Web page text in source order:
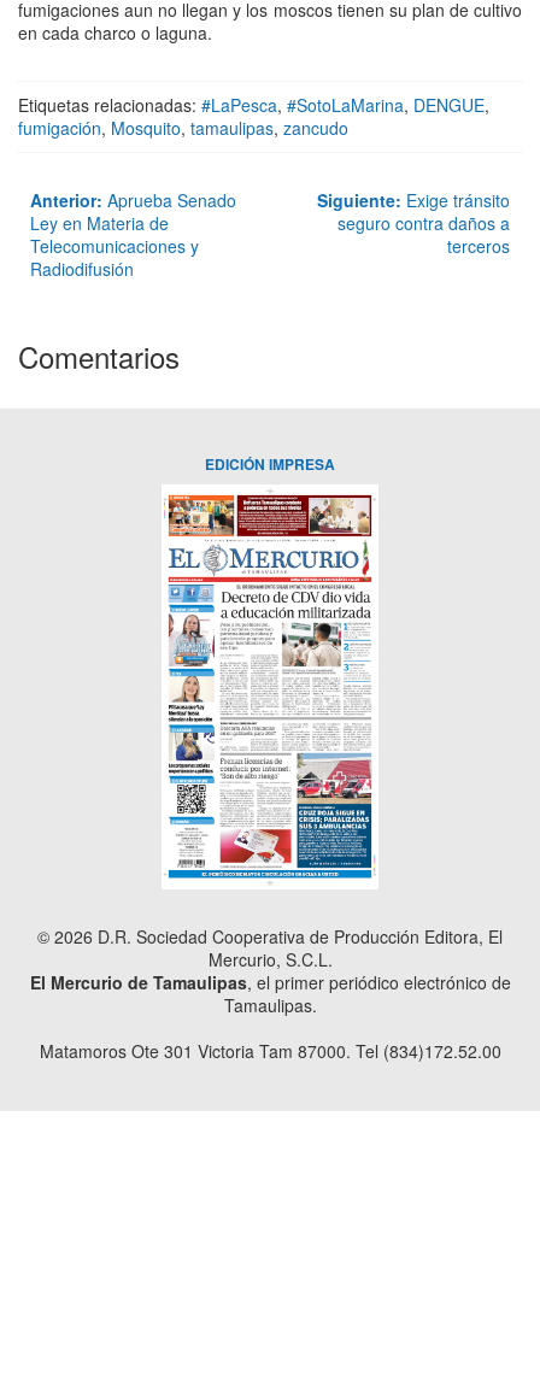
fumigaciones aun no llegan y los moscos tienen su plan de cultivo
en cada charco o laguna.
Etiquetas relacionadas: #LaPesca, #SotoLaMarina, DENGUE,
fumigación, Mosquito, tamaulipas, zancudo
Anterior: Aprueba Senado
Ley en Materia de
Telecomunicaciones y
Radiodifusión
Siguiente: Exige tránsito
seguro contra daños a
terceros
Comentarios
EDICIÓN IMPRESA
© 2026 D.R. Sociedad Cooperativa de Producción Editora, El
Mercurio, S.C.L.
El Mercurio de Tamaulipas, el primer periódico electrónico de
Tamaulipas.
Matamoros Ote 301 Victoria Tam 87000. Tel (834)172.52.00